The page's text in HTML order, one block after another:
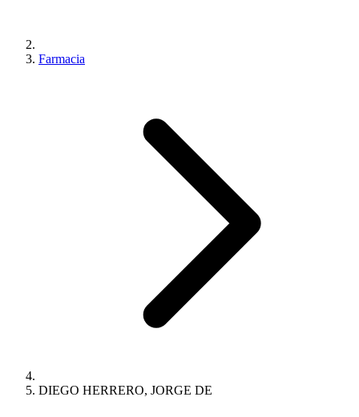
Farmacia
DIEGO HERRERO, JORGE DE